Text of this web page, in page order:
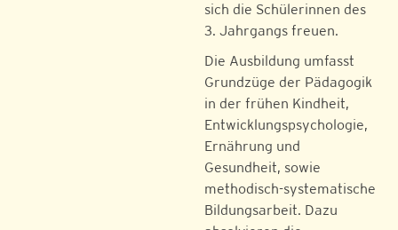
sich die Schülerinnen des
3. Jahrgangs freuen.
Die Ausbildung umfasst
Grundzüge der Pädagogik
in der frühen Kindheit,
Entwicklungspsychologie,
Ernährung und
Gesundheit, sowie
methodisch-systematische
Bildungsarbeit. Dazu